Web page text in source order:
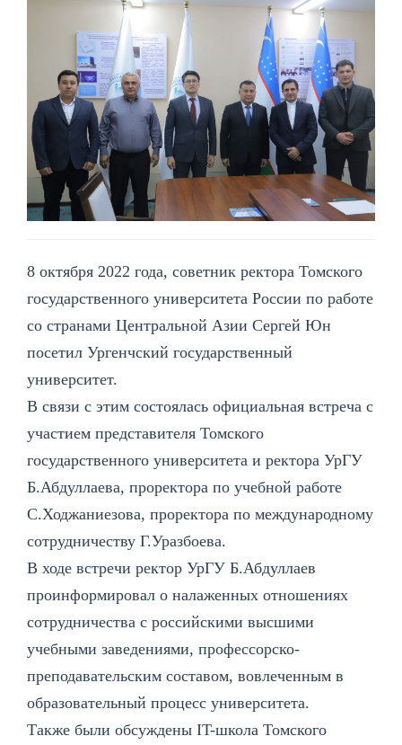
8 октября 2022 года, советник ректора Томского
государственного университета России по работе
со странами Центральной Азии Сергей Юн
посетил Ургенчский государственный
университет.
В связи с этим состоялась официальная встреча с
участием представителя Томского
государственного университета и ректора УрГУ
Б.Абдуллаева, проректора по учебной работе
С.Ходжаниезова, проректора по международному
сотрудничеству Г.Уразбоева.
В ходе встречи ректор УрГУ Б.Абдуллаев
проинформировал о налаженных отношениях
сотрудничества с российскими высшими
учебными заведениями, профессорско-
преподавательским составом, вовлеченным в
образовательный процесс университета.
Также были обсуждены IT-школа Томского